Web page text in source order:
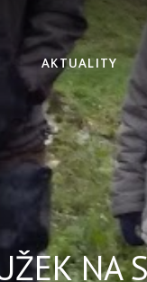
AKTUALITY
NA